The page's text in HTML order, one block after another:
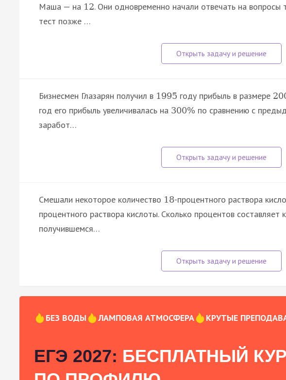
Маша — на 12. Они одновременно начали отвечать на вопросы
тест позже …
Бизнесмен Глазарян получил в 1995 году прибыль в размере
год его прибыль увеличивалась на 300% по сравнению с
заработ…
Смешали некоторое количество 18-процентного раствора
процентного раствора кислоты. Сколько процентов составляет
получившемся…
БЕЗ ВОДЫ ЛАМПОВАЯ АТМОСФЕРА КРУТЫЕ
ЕГЭ 2027: БЕСПЛАТНЫЙ